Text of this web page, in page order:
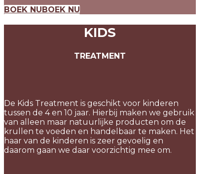
BOEK NUBOEK NU
KIDS
TREATMENT
De Kids Treatment is geschikt voor kinderen
tussen de 4 en 10 jaar. Hierbij maken we gebruik
van alleen maar natuurlijke producten om de
krullen te voeden en handelbaar te maken. Het
haar van de kinderen is zeer gevoelig en
daarom gaan we daar voorzichtig mee om.